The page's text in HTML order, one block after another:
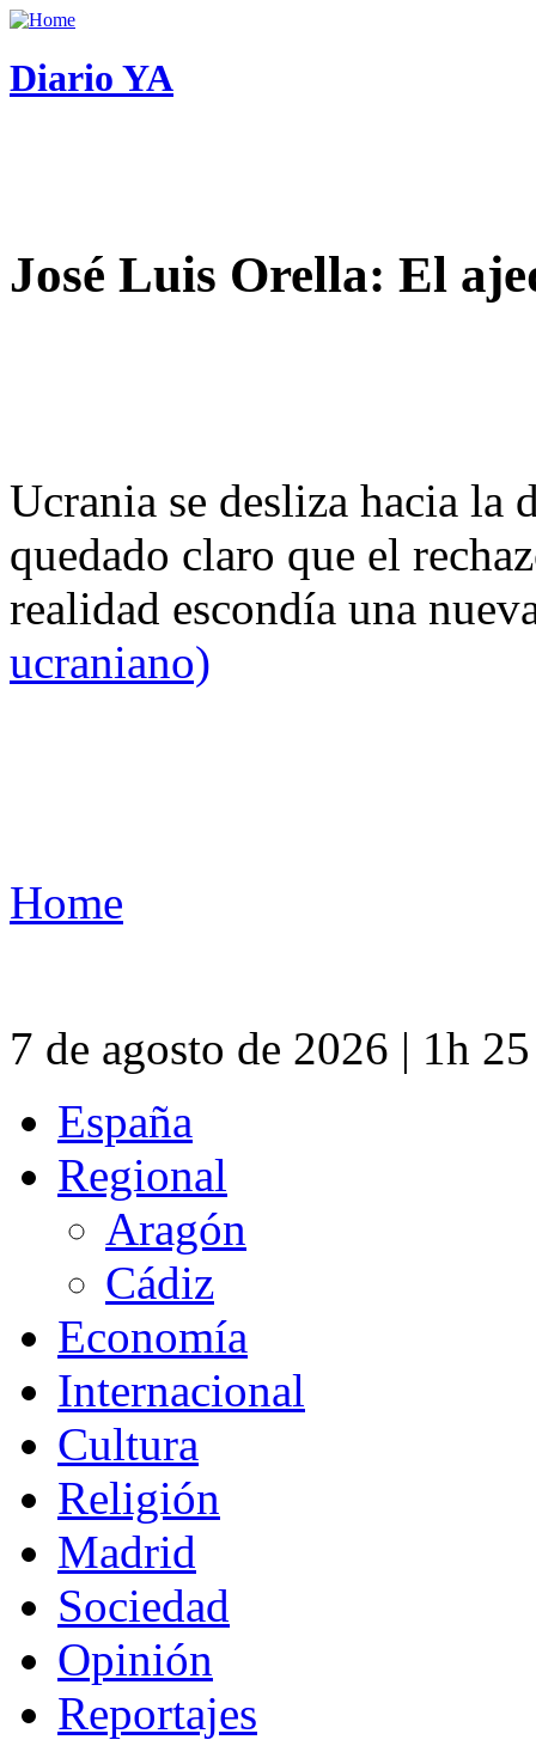
Diario YA
José Luis Orella: El
Ucrania se desliza hacia
quedado claro que el
realidad escondía una
ucraniano)
Home
7 de agosto de 2026 | 1h
España
Regional
Aragón
Cádiz
Economía
Internacional
Cultura
Religión
Madrid
Sociedad
Opinión
Reportajes